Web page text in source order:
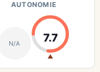
AUTONOMIE
N/A 7.7
▲